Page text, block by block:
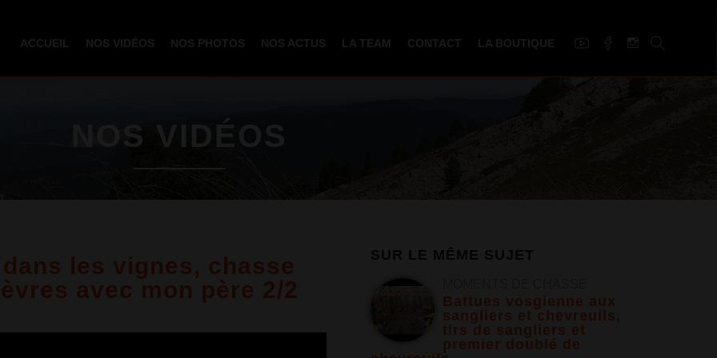
principal
ACCUEIL NOS VIDÉOS NOS PHOTOS NOS ACTUS LA TEAM CONTACT LA BOUTIQUE
NOS VIDÉOS
les vignes, chasse
avec mon père 2/2
Battues vosgienne aux
sangliers et chevreuils,
tirs de sangliers et
premier doublé de